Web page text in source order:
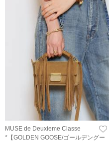
MUSE de Deuxieme Classe
*【GOLDEN GOOSE/ゴールデングー